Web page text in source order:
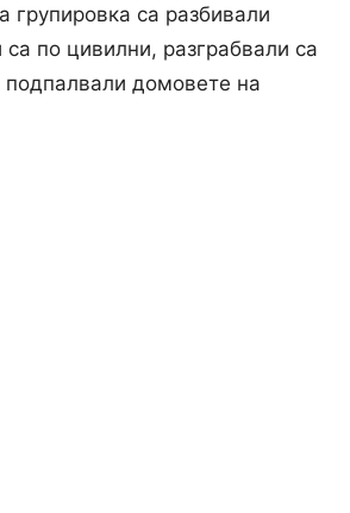
групировка са разбивали
са по цивилни, разграбвали са
домовете на